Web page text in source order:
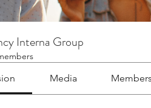
Interna Group
Media Members